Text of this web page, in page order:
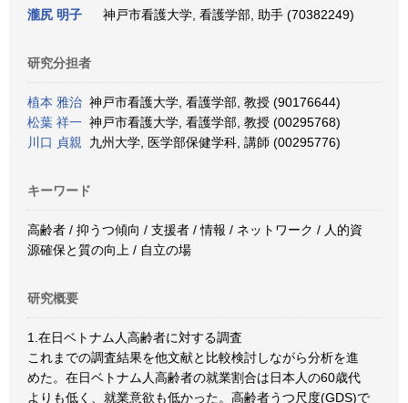
瀧尻 明子 神戸市看護大学, 看護学部, 助手 (70382249)
研究分担者
植本 雅治 神戸市看護大学, 看護学部, 教授 (90176644)
松葉 祥一 神戸市看護大学, 看護学部, 教授 (00295768)
川口 貞親 九州大学, 医学部保健学科, 講師 (00295776)
キーワード
高齢者 / 抑うつ傾向 / 支援者 / 情報 / ネットワーク / 人的資
源確保と質の向上 / 自立の場
研究概要
1.在日ベトナム人高齢者に対する調査
これまでの調査結果を他文献と比較検討しながら分析を進
めた。在日ベトナム人高齢者の就業割合は日本人の60歳代
よりも低く、就業意欲も低かった。高齢者うつ尺度(GDS)で